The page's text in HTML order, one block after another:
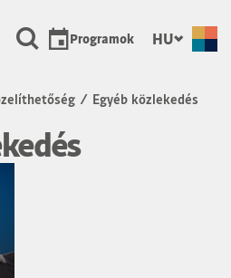
Programok HU
/ Egyéb közlekedés